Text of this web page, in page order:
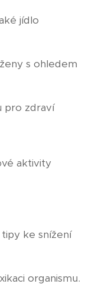
jídlo
s ohledem
pro zdraví
aktivity
ke snížení
organismu.